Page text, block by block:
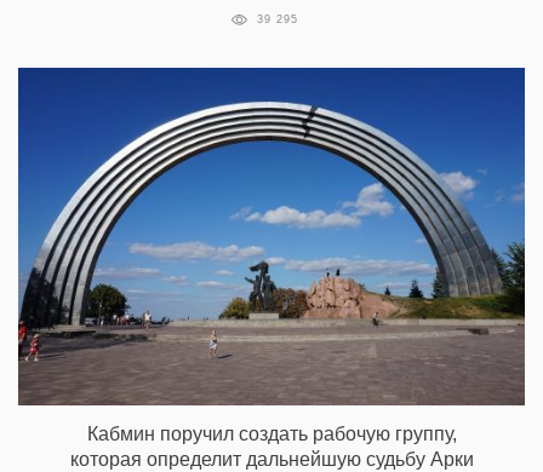
39 295
Кабмин поручил создать рабочую группу,
которая определит дальнейшую судьбу Арки